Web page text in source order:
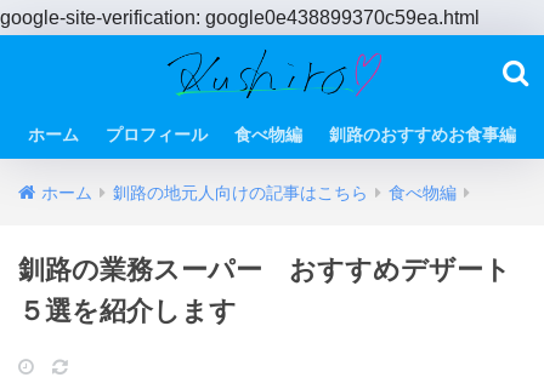
google-site-verification: google0e438899370c59ea.html
ホーム プロフィール 食べ物編 釧路のおすすめお食事編
ホーム 釧路の地元人向けの記事はこちら 食べ物編
釧路の業務スーパー おすすめデザート
５選を紹介します